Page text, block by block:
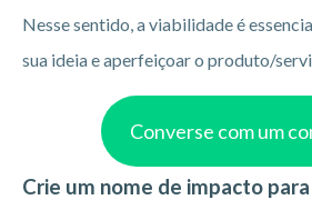
Nesse sentido, a viabilidade é
sua ideia e aperfeiçoar o produto/
Converse com um
Crie um nome de impacto